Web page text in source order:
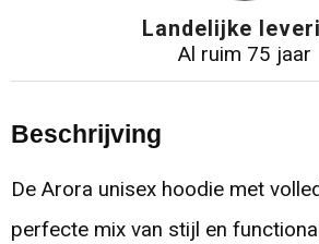
Landelijke
Al ruim 75 jaar
Beschrijving
De Arora unisex hoodie met
perfecte mix van stijl en